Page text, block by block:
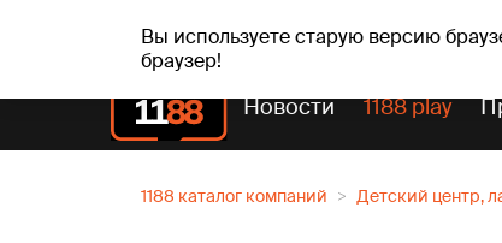
Вы используете старую версию
браузер!
чт, 06.08.2026. +19°C Aisma, Askolds
Новости 1188 play
1188 каталог компаний Детский центр,